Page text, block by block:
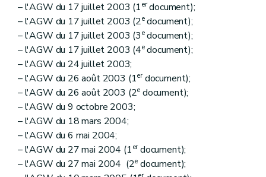
– l'AGW du 17 juillet 2003 (1erdocument);
– l'AGW du 17 juillet 2003 (2edocument);
– l'AGW du 17 juillet 2003 (3edocument);
– l'AGW du 17 juillet 2003 (4edocument);
– l'AGW du 24 juillet 2003;
– l'AGW du 26 août 2003 (1erdocument);
– l'AGW du 26 août 2003 (2e document);
– l'AGW du 9 octobre 2003;
– l'AGW du 18 mars 2004;
– l'AGW du 6 mai 2004;
– l'AGW du 27 mai 2004 (1erdocument);
– l'AGW du 27 mai 2004 (2e document);
er